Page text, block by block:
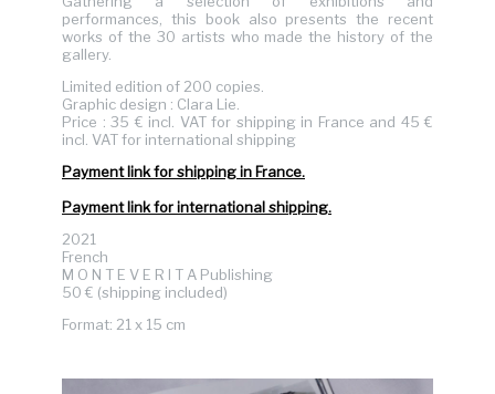
performances, this book also presents the recent
works of the 30 artists who made the history of the
gallery.
Limited edition of 200 copies.
Graphic design : Clara Lie.
Price : 35 € incl. VAT for shipping in France and 45 €
incl. VAT for international shipping
Payment link for shipping in France.
Payment link for international shipping.
2021
French
M O N T E V E R I T A Publishing
50 € (shipping included)
Format: 21 x 15 cm